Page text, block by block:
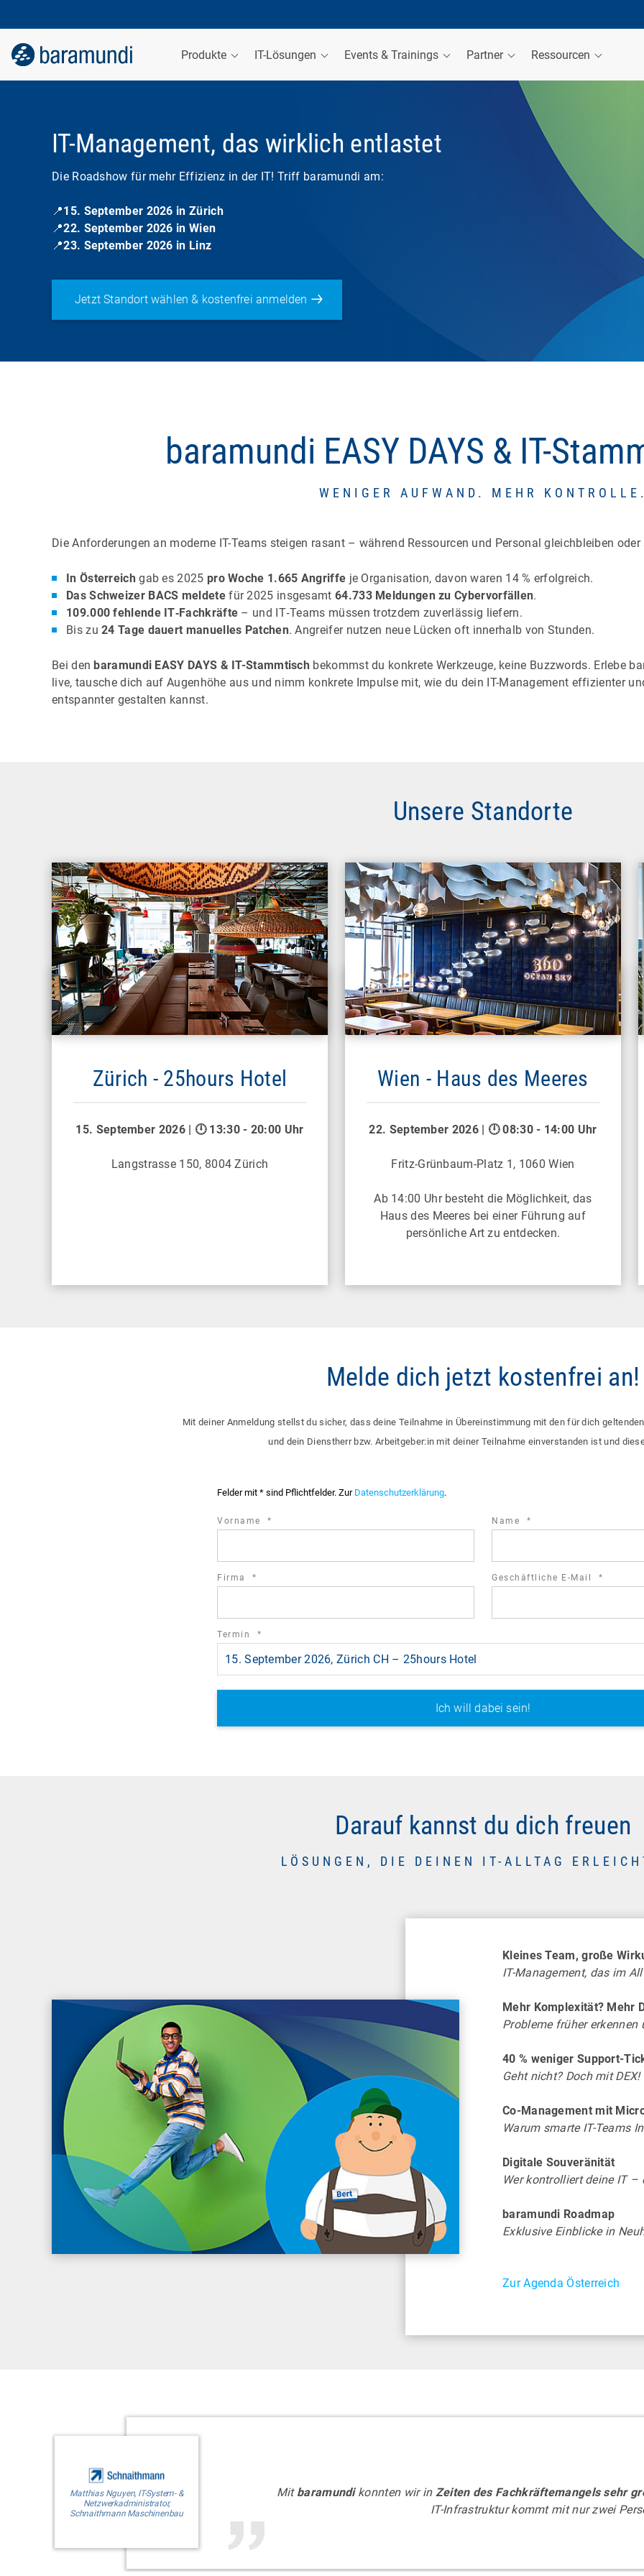
Produkte IT-Lösungen Events & Trainings Partner Ressourcen
IT-Management, das wirklich entlastet
Die Roadshow für mehr Effizienz in der IT! Triff baramundi am:
📍15. September 2026 in Zürich
📍22. September 2026 in Wien
📍23. September 2026 in Linz
Jetzt Standort wählen & kostenfrei anmelden
baramundi EASY DAYS & IT-
WENIGER AUFWAND. MEHR KONTROLLE.
Die Anforderungen an moderne IT-Teams steigen rasant – während Ressourcen und Personal gleichbleiben oder
In Österreich gab es 2025 pro Woche 1.665 Angriffe je Organisation, davon waren 14 % erfolgreich.
Das Schweizer BACS meldetefür 2025 insgesamt 64.733 Meldungen zu Cybervorfällen.
109.000 fehlende IT‑Fachkräfte – und IT‑Teams müssen trotzdem zuverlässig liefern.
Bis zu 24 Tage dauert manuelles Patchen. Angreifer nutzen neue Lücken oft innerhalb von Stunden.
Bei den baramundi EASY DAYS & IT-Stammtisch bekommst du konkrete Werkzeuge, keine Buzzwords. Erlebe
live, tausche dich auf Augenhöhe aus und nimm konkrete Impulse mit, wie du dein IT-Management effizienter
entspannter gestalten kannst.
Unsere Standorte
Zürich - 25hours Hotel
15. September 2026 | 🕛 13:30 - 20:00 Uhr
Langstrasse 150, 8004 Zürich
Wien - Haus des Meeres
22. September 2026 | 🕛 08:30 - 14:00 Uhr
Fritz-Grünbaum-Platz 1, 1060 Wien
Ab 14:00 Uhr besteht die Möglichkeit, das
Haus des Meeres bei einer Führung auf
persönliche Art zu entdecken.
Melde dich jetzt kostenfrei an!
Mit deiner Anmeldung stellst du sicher, dass deine Teilnahme in Übereinstimmung mit den für dich
und dein Dienstherr bzw. Arbeitgeber:in mit deiner Teilnahme einverstanden ist und
Felder mit * sind Pflichtfelder. Zur Datenschutzerklärung.
Vorname * Name *
Firma * Geschäftliche E-Mail *
Termin *
15. September 2026, Zürich CH – 25hours Hotel
Darauf kannst du dich freuen
LÖSUNGEN, DIE DEINEN IT-ALLTAG
Kleines Team, große
IT-Management, das im
Mehr Komplexität? Mehr
Probleme früher
40 % weniger Support-
Geht nicht? Doch mit DEX!
Co-Management mit
Warum smarte IT-Teams
Digitale Souveränität
Wer kontrolliert deine IT –
baramundi Roadmap
Exklusive Einblicke in
Zur Agenda Österreich
Mit baramundikonnten wir in Zeiten des Fachkräftemangels sehr
IT-Infrastruktur kommt mit nur zwei
Matthias Nguyen, IT-System- &
Netzwerkadministrator,
Schnaithmann Maschinenbau